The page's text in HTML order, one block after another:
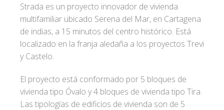
Strada es un proyecto innovador de vivienda
multifamiliar ubicado Serena del Mar, en Cartagena
de indias, a 15 minutos del centro histórico. Está
localizado en la franja aledaña a los proyectos Trevi
y Castelo.
El proyecto está conformado por 5 bloques de
vivienda tipo Óvalo y 4 bloques de vivienda tipo Tira.
Las tipologías de edificios de vivienda son de 5